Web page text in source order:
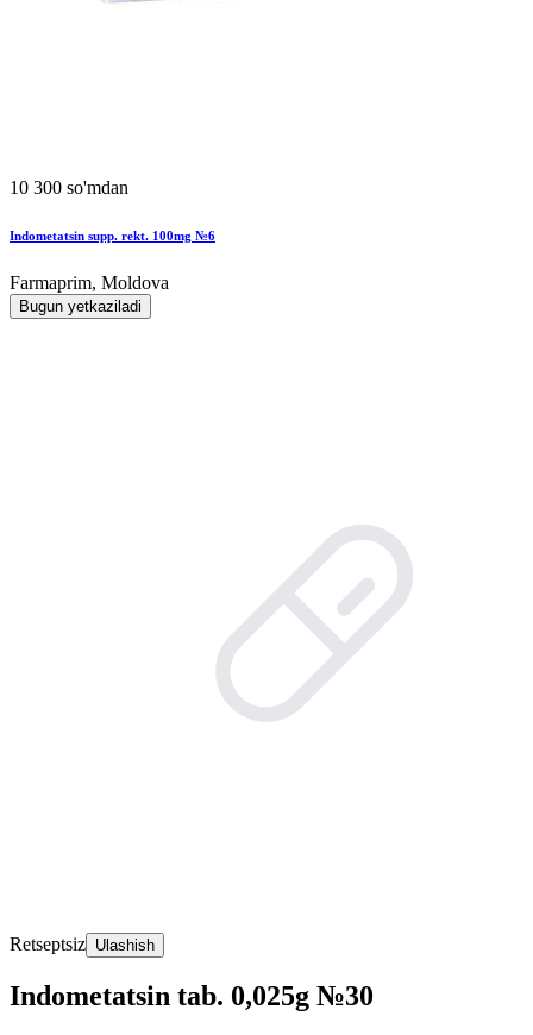
10 300 so'mdan
Indometatsin supp. rekt. 100mg №6
Farmaprim, Moldova
Bugun yetkaziladi
Retseptsiz Ulashish
Indometatsin tab. 0,025g №30